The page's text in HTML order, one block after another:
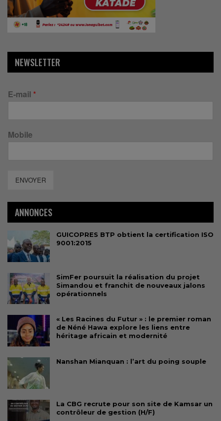
NEWSLETTER
E-mail *
Mobile
ENVOYER
ANNONCES
GUICOPRES BTP obtient la certification ISO
9001:2015
SimFer poursuit la réalisation du projet
Simandou et franchit de nouveaux jalons
opérationnels
« Les Racines du Futur » : le premier roman
de Néné Hawa explore les liens entre
héritage africain et modernité
Nanshan Mianquan : l’art du poing souple
La CBG recrute pour son site de Kamsar un
contrôleur de gestion (H/F)